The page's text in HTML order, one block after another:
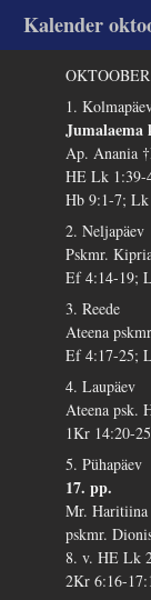
Kalender
1.
Jumalaema
Ap. Anania
HE Lk 1:39-
Hb 9:1-7;
2. Neljapäev
Pskmr.
Ef 4:14-19;
3. Reede
Ateena
Ef 4:17-25;
4. Laupäev
Ateena psk.
1Kr 14:20-
5. Pühapäev
17. pp.
Mr. Haritiina
pskmr.
8. v. HE Lk
2Kr 6:16-